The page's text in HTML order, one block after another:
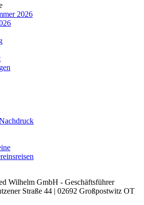
2026
Wilhelm GmbH - Geschäftsführer
Straße 44 | 02692 Großpostwitz OT